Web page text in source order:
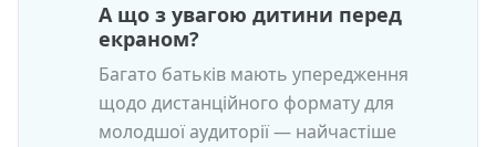
А що з увагою дитини перед
екраном?
Багато батьків мають упередження
щодо дистанційного формату для
молодшої аудиторії — найчастіше